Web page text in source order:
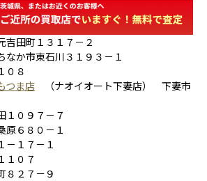
吉田町１３１７－２
なか市東石川３１９３－１
０８
つま店 （ナオイオート下妻店） 下妻市
１０９７－７
原６８０－１
－１７－１
１０７
８２７－９